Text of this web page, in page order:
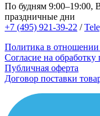
По будням 9:00–19:00,
праздничные дни
+7 (495) 921-39-22 /
Политика в
Согласие на
Публичная оферта
Договор поставки